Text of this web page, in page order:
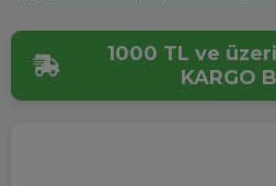
1000 TL ve
KARGO